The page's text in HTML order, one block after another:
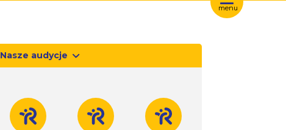
menu
Nasze audycje